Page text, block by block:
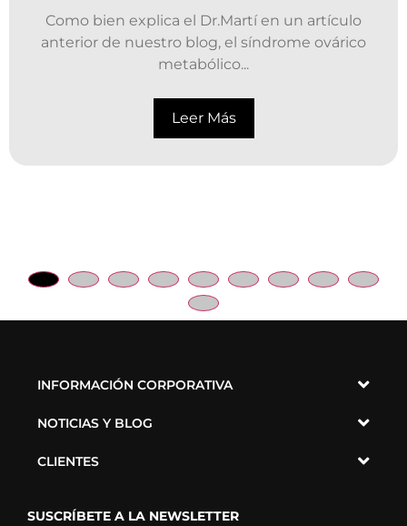
bien explica el Dr.Martí en un artículo
de nuestro blog, el síndrome ovárico
metabólico...
INFORMACIÓN CORPORATIVA
NOTICIAS Y BLOG
CLIENTES
SUSCRÍBETE A LA NEWSLETTER